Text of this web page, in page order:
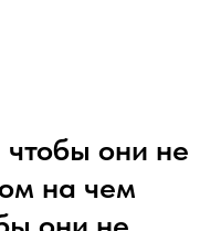
они не
на чем